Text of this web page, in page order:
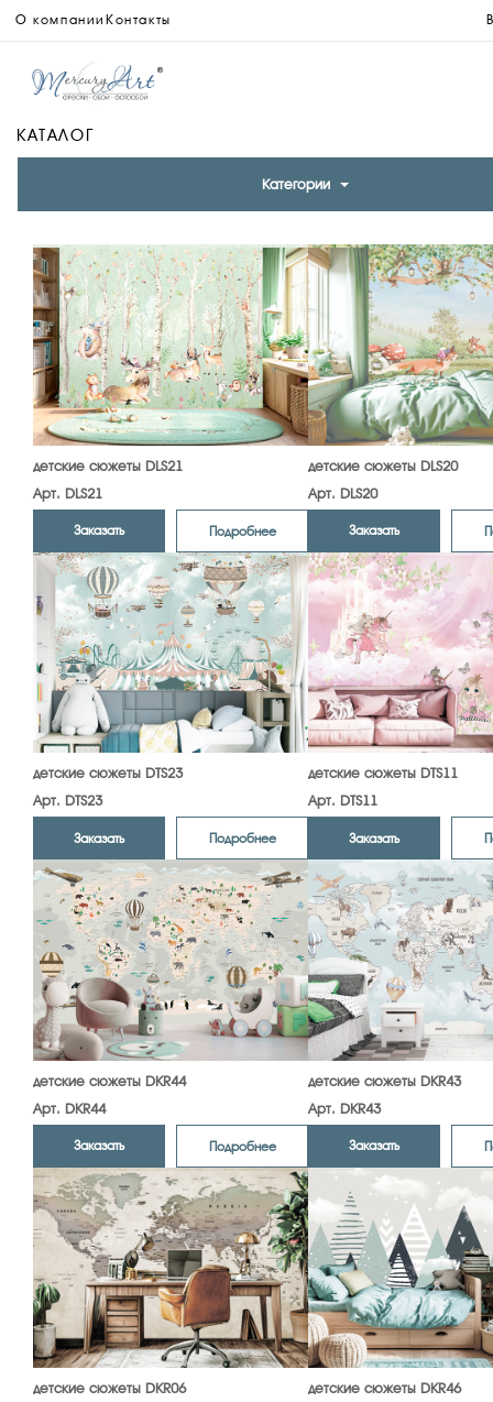
О компании Контакты
КАТАЛОГ
Категории
детские сюжеты DLS21
Арт. DLS21
Заказать Подробнее
детские сюжеты DLS20
Арт. DLS20
Заказать
детские сюжеты DTS23
Арт. DTS23
Заказать Подробнее
детские сюжеты DTS11
Арт. DTS11
Заказать
детские сюжеты DKR44
Арт. DKR44
Заказать Подробнее
детские сюжеты DKR43
Арт. DKR43
Заказать
детские сюжеты DKR06
детские сюжеты DKR46